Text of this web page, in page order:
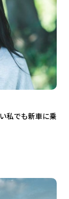
私でも新車に乗